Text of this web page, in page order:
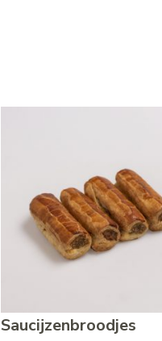
Saucijzenbroodjes